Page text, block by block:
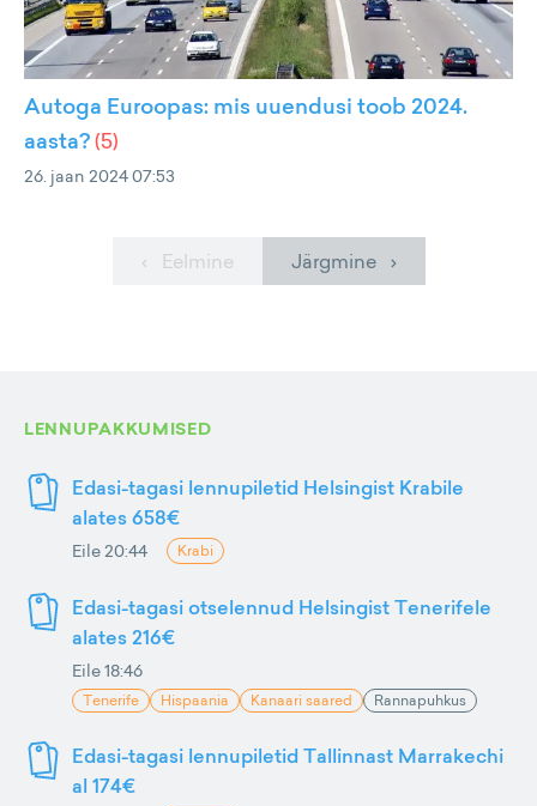
Autoga Euroopas: mis uuendusi toob 2024.
aasta?(5)
26. jaan 2024 07:53
‹ Eelmine Järgmine ›
LENNUPAKKUMISED
Edasi-tagasi lennupiletid Helsingist Krabile
alates 658€
Eile 20:44 Krabi
Edasi-tagasi otselennud Helsingist Tenerifele
alates 216€
Eile 18:46
Tenerife Hispaania Kanaari saared Rannapuhkus
Edasi-tagasi lennupiletid Tallinnast Marrakechi
al 174€